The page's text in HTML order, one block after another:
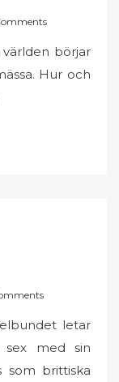
börjar
Hur och
letar
med sin
som brittiska